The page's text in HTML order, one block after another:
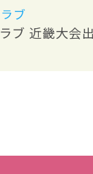
ブ
ブ 近畿大会